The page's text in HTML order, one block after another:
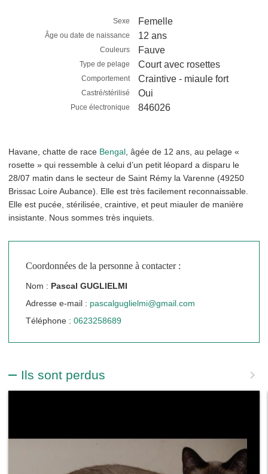
Sexe Femelle
Âge ou date de naissance 12 ans
Couleurs Fauve
Type de pelage Court avec rosettes
Comportement Craintive - miaule fort
Castré/stérilisé Oui
Puce électronique 846026
Havane, chatte de race Bengal , âgée de 12 ans, au pelage «
rosette » qui ressemble à celui d’un petit léopard a disparu le
28/07 matin dans le secteur de Saint Rémy la Varenne (49250
Brissac Loire Aubance). Elle est très facilement reconnaissable.
Elle est pucée, stérilisée, craintive, et peut miauler de manière
insistante. Nous sommes très inquiets.
Coordonnées de la personne à contacter :
Nom : Pascal GUGLIELMI
Adresse e-mail : pascalguglielmi@gmail.com
Téléphone : 0623258689
Ils sont perdus